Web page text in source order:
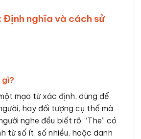
Định nghĩa và cách sử
gì?
mạo từ xác định, dùng để
hay đối tượng cụ thể mà
nghe đều biết rõ. “The” có
từ số ít, số nhiều, hoặc danh